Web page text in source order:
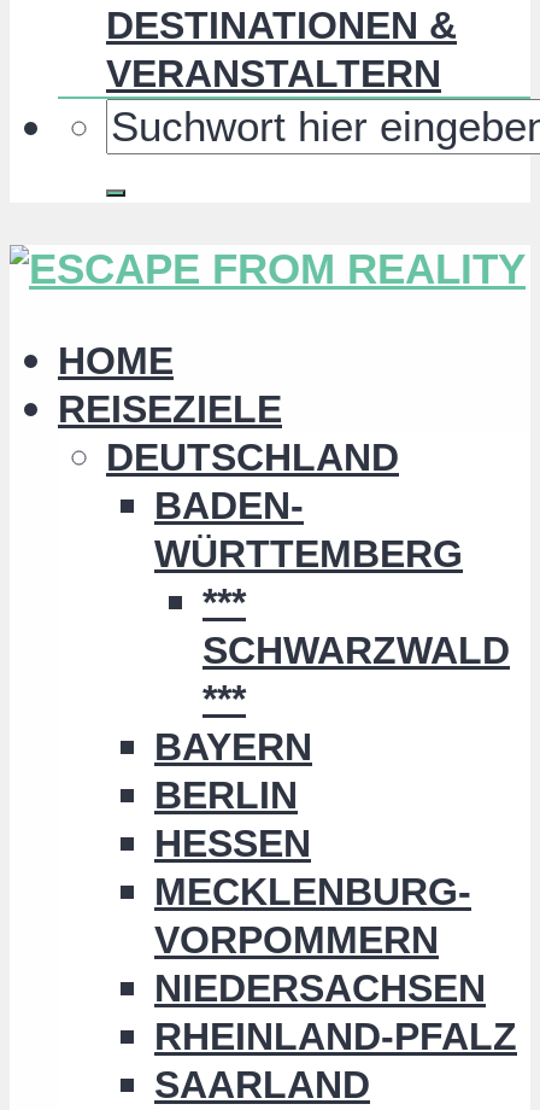
DESTINATIONEN &
VERANSTALTERN
HOME
REISEZIELE
DEUTSCHLAND
BADEN-
WÜRTTEMBERG
***
SCHWARZWALD
***
BAYERN
BERLIN
HESSEN
MECKLENBURG-
VORPOMMERN
NIEDERSACHSEN
RHEINLAND-PFALZ
SAARLAND